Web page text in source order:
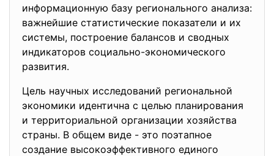
информационную базу регионального анализа:
важнейшие статистические показатели и их
системы, построение балансов и сводных
индикаторов социально-экономического
развития.
Цель научных исследований региональной
экономики идентична с целью планирования
и территориальной организации хозяйства
страны. В общем виде - это поэтапное
создание высокоэффективного единого